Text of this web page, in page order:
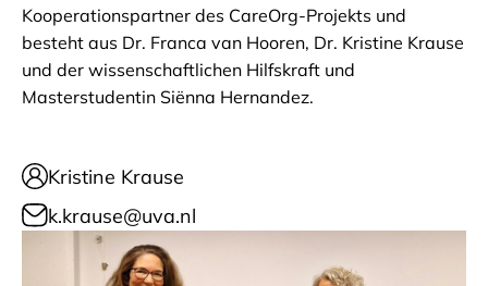
Kooperationspartner des CareOrg-Projekts und
besteht aus Dr. Franca van Hooren, Dr. Kristine Krause
und der wissenschaftlichen Hilfskraft und
Masterstudentin Siënna Hernandez.
Kristine Krause
k.krause@uva.nl